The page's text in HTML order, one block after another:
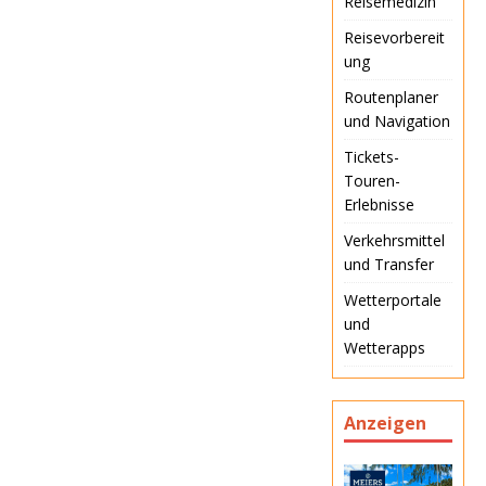
Reisevorbereit
ung
Routenplaner
und Navigation
Tickets-
Touren-
Erlebnisse
Verkehrsmittel
und Transfer
Wetterportale
und
Wetterapps
Anzeigen